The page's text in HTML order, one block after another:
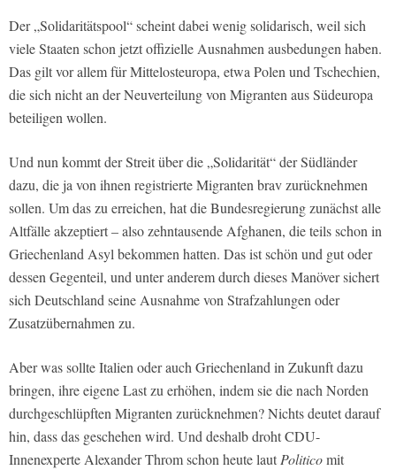
Der „Solidaritätspool“ scheint dabei wenig solidarisch, weil sich
viele Staaten schon jetzt offizielle Ausnahmen ausbedungen haben.
Das gilt vor allem für Mittelosteuropa, etwa Polen und Tschechien,
die sich nicht an der Neuverteilung von Migranten aus Südeuropa
beteiligen wollen.
Und nun kommt der Streit über die „Solidarität“ der Südländer
dazu, die ja von ihnen registrierte Migranten brav zurücknehmen
sollen. Um das zu erreichen, hat die Bundesregierung zunächst alle
Altfälle akzeptiert – also zehntausende Afghanen, die teils schon in
Griechenland Asyl bekommen hatten. Das ist schön und gut oder
dessen Gegenteil, und unter anderem durch dieses Manöver sichert
sich Deutschland seine Ausnahme von Strafzahlungen oder
Zusatzübernahmen zu.
Aber was sollte Italien oder auch Griechenland in Zukunft dazu
bringen, ihre eigene Last zu erhöhen, indem sie die nach Norden
durchgeschlüpften Migranten zurücknehmen? Nichts deutet darauf
hin, dass das geschehen wird. Und deshalb droht CDU-
Innenexperte Alexander Throm schon heute lautPoliticomit